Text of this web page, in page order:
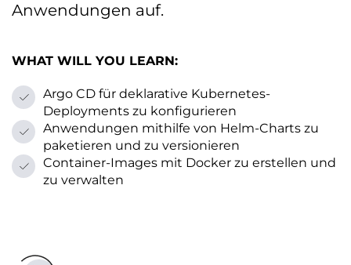
Anwendungen auf.
WHAT WILL YOU LEARN:
Argo CD für deklarative Kubernetes-
Deployments zu konfigurieren
Anwendungen mithilfe von Helm-Charts zu
paketieren und zu versionieren
Container-Images mit Docker zu erstellen und
zu verwalten